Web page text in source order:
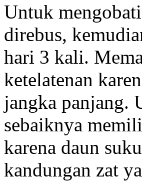
Untuk
direbus,
hari 3 kali.
ketelatenan
jangka panjang.
sebaiknya
karena daun
kandungan zat